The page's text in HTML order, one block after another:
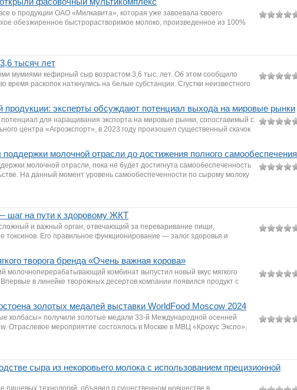
о продукции ОАО «Милкавита», которая уже завоевала своего
обезжиренное быстрорастворимое молоко, произведенное из 100%
тысяч лет
мумиями кефирный сыр возрастом 3,6 тыс. лет. Об этом сообщило
раскопок наткнулись на белые субстанции. Сгустки неизвестного
продукции: эксперты обсуждают потенциал выхода на мировые рынки
для наращивания экспорта на мировые рынки, сопоставимый с
центра «Агроэкспорт», в 2023 году произошел существенный скачок
молочной отрасли до достижения полного самообеспечения
молочной отрасли, пока не будет достигнута самообеспеченность
На данный момент уровень самообеспеченности по сырому молоку
шаг на пути к здоровому ЖКТ
и важный орган, отвечающий за переваривание пищи,
токсинов. Его правильное функционирование — залог здоровья и
творога бренда «Очень важная корова»
молочноперерабатывающий комбинат выпустил новый вкус мягкого
в линейке творожных десертов компании появился продукт с
золотых медалей выставки WorldFood Moscow 2024
колбасы» получили золотые медали 33-й Международной осенней
Отраслевое мероприятие состоялось в Москве в МВЦ «Крокус Экспо».
сыра из некоровьего молока с использованием прецизионной
пищевых технологий, объявил о существенном новшестве в